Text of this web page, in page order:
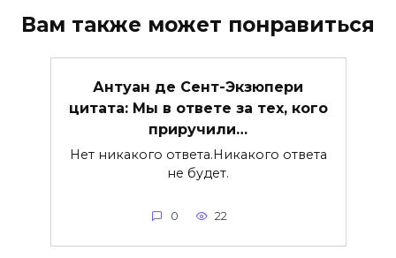
Вам также может понравиться
Антуан де Сент-Экзюпери
цитата: Мы в ответе за тех, кого
приручили…
Нет никакого ответа.Никакого ответа
не будет.
0 22